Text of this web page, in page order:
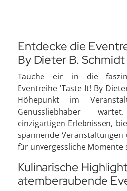
Entdecke die
By Dieter B. Schmidt
Tauche ein in die
Eventreihe 'Taste It! By
Höhepunkt im
Genussliebhaber
einzigartigen Erlebnissen,
spannende
für unvergessliche Momente
Kulinarische
atemberaubende